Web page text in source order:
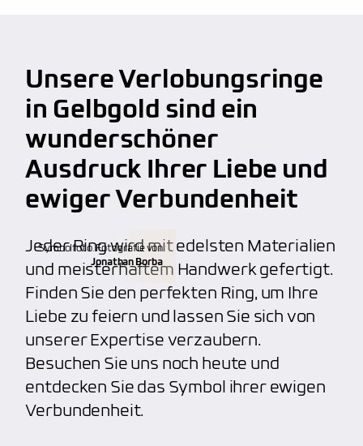
100% Nickelfrei
hoher Qualitätsstandard, unabhängig von dem
Budget
kostenfreie Weitenänderung(verkleinern,
vergrößern)
kostenfreie Aufarbeitung(polieren, mattieren)
individuelle Gravuren(Fingerabdruck, etc.)
Anfertigung von individuellen Trauringen
Unsere Verlobungsringe
in Gelbgold sind ein
wunderschöner
Ausdruck Ihrer Liebe und
ewiger Verbundenheit
Jeder Ring wird mit edelsten Materialien
und meisterhaftem Handwerk gefertigt.
Finden Sie den perfekten Ring, um Ihre
Liebe zu feiern und lassen Sie sich von
unserer Expertise verzaubern.
Besuchen Sie uns noch heute und
entdecken Sie das Symbol ihrer ewigen
Verbundenheit.
Symbolfoto. Fotografie von
Jonathan Borba